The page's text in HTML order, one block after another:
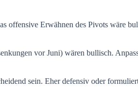
offensive Erwähnen des Pivots wäre
vor Juni) wären bullisch.
sein. Eher defensiv oder